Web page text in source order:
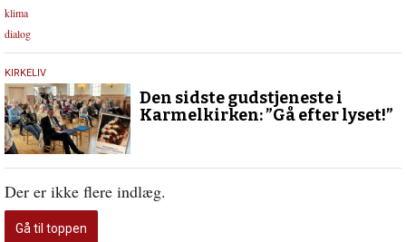
klima
dialog
6.
januar
2026
KIRKELIV
Den sidste gudstjeneste i
Karmelkirken: ”Gå efter lyset!”
Der er ikke flere indlæg.
Gå til toppen